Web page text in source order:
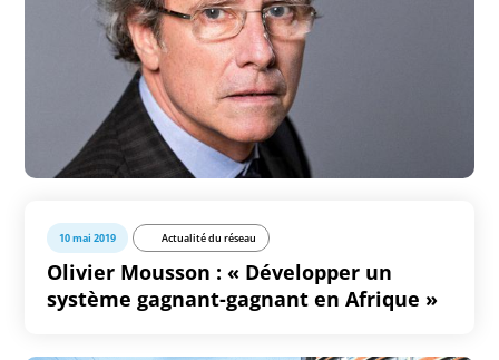
10 mai 2019 Actualité du réseau
Olivier Mousson : « Développer un
système gagnant-gagnant en Afrique »